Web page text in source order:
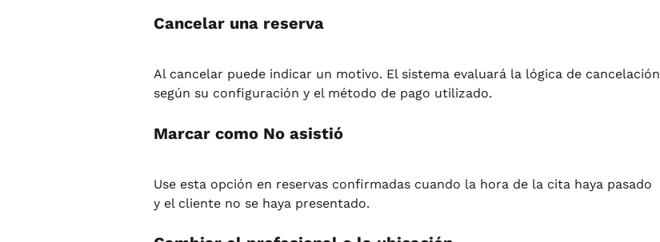
Cancelar una reserva
Al cancelar puede indicar un motivo. El sistema evaluará la lógica de cancelación
según su configuración y el método de pago utilizado.
Marcar como No asistió
Use esta opción en reservas confirmadas cuando la hora de la cita haya pasado
y el cliente no se haya presentado.